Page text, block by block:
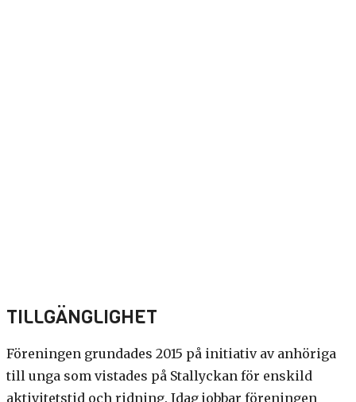
TILLGÄNGLIGHET
Föreningen grundades 2015 på initiativ av anhöriga
till unga som vistades på Stallyckan för enskild
aktivitetstid och ridning. Idag jobbar föreningen